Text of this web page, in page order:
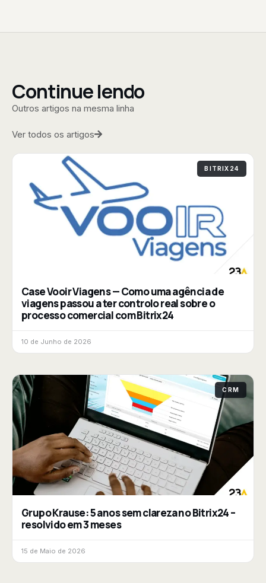
Continue lendo
Outros artigos na mesma linha
Ver todos os artigos
BITRIX24
Case Vooir Viagens — Como uma agência de
viagens passou a ter controlo real sobre o
processo comercial com Bitrix24
10 de Junho de 2026
CRM
Grupo Krause: 5 anos sem clareza no Bitrix24 –
resolvido em 3 meses
15 de Maio de 2026